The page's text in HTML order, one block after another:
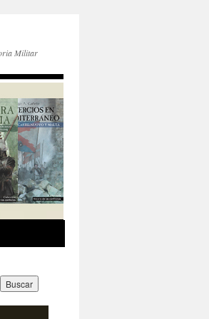
Militar